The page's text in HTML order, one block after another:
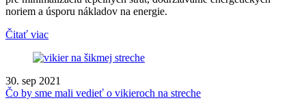
noriem a úsporu nákladov na energie.
Čitať viac
30. sep 2021
Čo by sme mali vedieť o vikieroch na streche